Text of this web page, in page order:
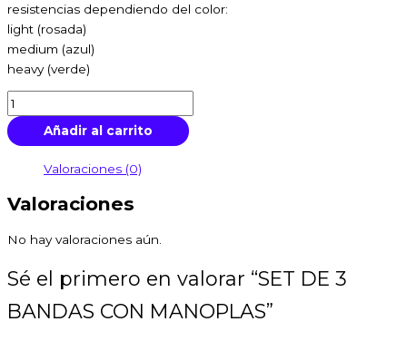
resistencias dependiendo del color:
light (rosada)
medium (azul)
heavy (verde)
Añadir al carrito
Valoraciones (0)
Valoraciones
No hay valoraciones aún.
Sé el primero en valorar “SET DE 3
BANDAS CON MANOPLAS”